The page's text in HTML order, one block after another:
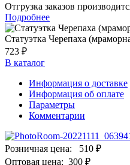
Отгрузка заказов
Подробнее
Статуэтка Черепаха
723 ₽
В каталог
Информация о доставке
Информация об оплате
Параметры
Комментарии
Розничная цена:
510 ₽
Оптовая цена: 300 ₽